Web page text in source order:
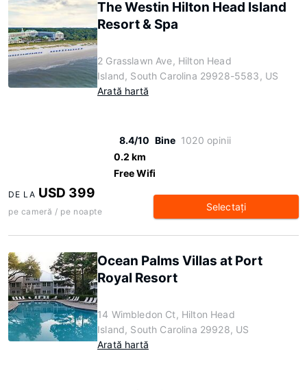
The Westin Hilton Head Island
Resort & Spa
2 Grasslawn Ave, Hilton Head
Island, South Carolina 29928-5583, US
Arată hartă
8.4/10 Bine 1020 opinii
0.2 km
Free Wifi
DE LA USD 399
pe cameră / pe noapte Selectaţi
Ocean Palms Villas at Port
Royal Resort
14 Wimbledon Ct, Hilton Head
Island, South Carolina 29928, US
Arată hartă